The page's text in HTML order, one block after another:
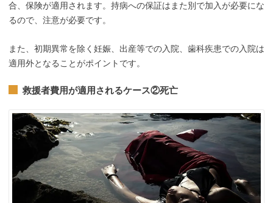
合、保険が適用されます。持病への保証はまた別で加入が必要にな
るので、注意が必要です。
また、初期異常を除く妊娠、出産等での入院、歯科疾患での入院は
適用外となることがポイントです。
救援者費用が適用されるケース②死亡